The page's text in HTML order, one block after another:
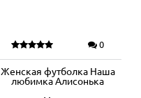
0
Женская футболка Наша
любимка Алисонька